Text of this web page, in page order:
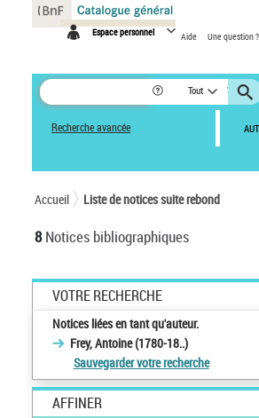
Espace personnel Aide Une question ?
Tout
Recherche avancée
Accueil Liste de notices suite rebond
8Notices bibliographiques
VOTRE RECHERCHE
Notices liées en tant qu'auteur.
Frey, Antoine (1780-18..)
Sauvegarder votre recherche
AFFINER
Panneau de gestion des cookies